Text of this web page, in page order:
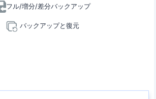
フル/増分/差分バックアップ
バックアップと復元